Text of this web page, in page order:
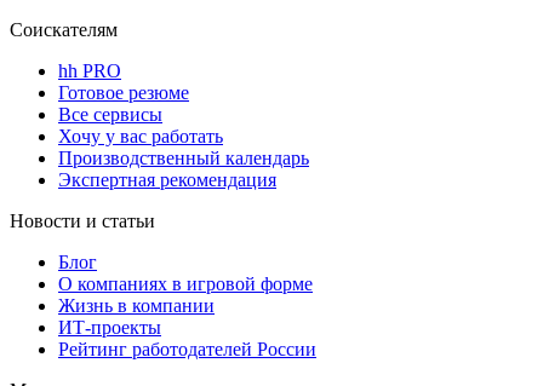
Соискателям
hh PRO
Готовое резюме
Все сервисы
Хочу у вас работать
Производственный календарь
Экспертная рекомендация
Новости и статьи
Блог
О компаниях в игровой форме
Жизнь в компании
ИТ-проекты
Рейтинг работодателей России